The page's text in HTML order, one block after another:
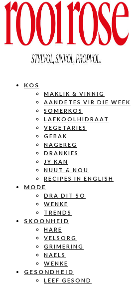
KOS
MAKLIK & VINNIG
AANDETES VIR DIE WEEK
SOMERKOS
LAEKOOLHIDRAAT
VEGETARIES
GEBAK
NAGEREG
DRANKIES
JY KAN
NUUT & NOU
RECIPES IN ENGLISH
MODE
DRA DIT SO
WENKE
TRENDS
SKOONHEID
HARE
VELSORG
GRIMERING
NAELS
WENKE
GESONDHEID
LEEF GESOND